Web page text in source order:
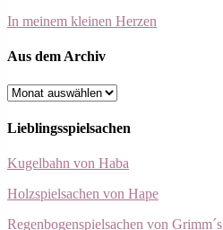
In meinem kleinen Herzen
Aus dem Archiv
Aus
Archiv
Lieblingsspielsachen
Kugelbahn von Haba
Holzspielsachen von Hape
Regenbogenspielsachen von Grimm´s